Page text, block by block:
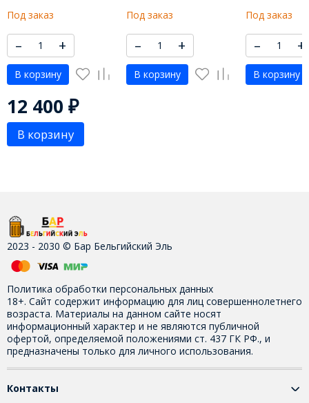
Под заказ
– +
В корзину
Под заказ
– +
В корзину
Под заказ
– +
В корзину
12 400 ₽
В корзину
2023 - 2030 © Бар Бельгийский Эль
Политика обработки персональных данных
18+. Сайт содержит информацию для лиц совершеннолетнего
возраста. Материалы на данном сайте носят
информационный характер и не являются публичной
офертой, определяемой положениями ст. 437 ГК РФ., и
предназначены только для личного использования.
Контакты